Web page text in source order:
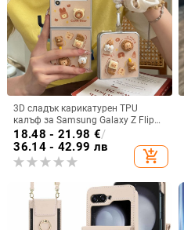
3D сладък карикатурен TPU
калъф за Samsung Galaxy Z Flip
6/3/4, защита срещу изпускане,
корейски стил
18.48 - 21.98 €/
36.14 - 42.99 лв
add_shopping_cart